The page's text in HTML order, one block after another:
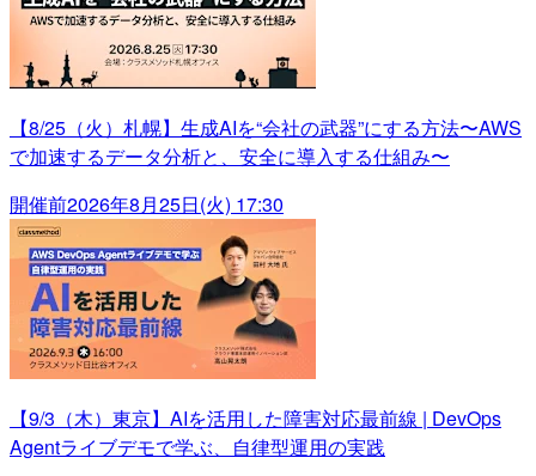
【8/25（火）札幌】生成AIを“会社の武器”にする方法〜AWS
で加速するデータ分析と、安全に導入する仕組み〜
開催前2026年8月25日(火) 17:30
【9/3（木）東京】AIを活用した障害対応最前線 | DevOps
Agentライブデモで学ぶ、自律型運用の実践